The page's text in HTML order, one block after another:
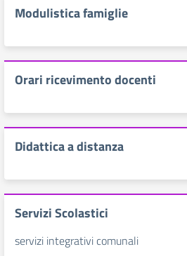
Modulistica famiglie
Orari ricevimento docenti
Didattica a distanza
Servizi Scolastici
servizi integrativi comunali